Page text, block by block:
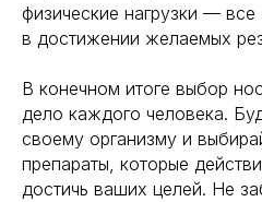
физические нагрузки —
в достижении желаемых
В конечном итоге выбор
дело каждого человека.
своему организму и
препараты, которые
достичь ваших целей. Не